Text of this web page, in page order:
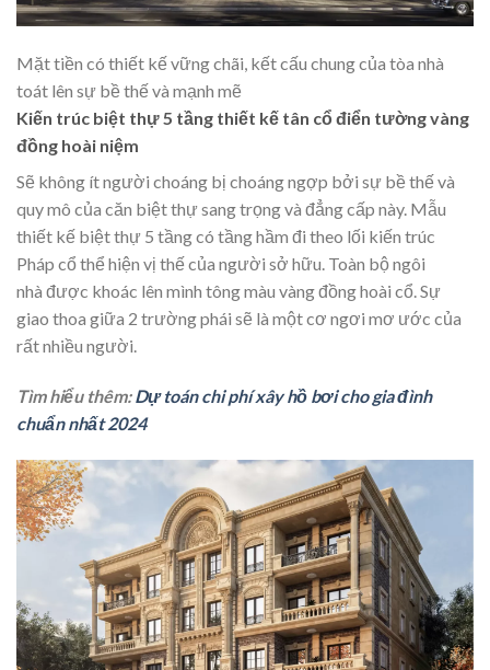
Mặt tiền có thiết kế vững chãi, kết cấu chung của tòa nhà
toát lên sự bề thế và mạnh mẽ
Kiến trúc biệt thự 5 tầng thiết kế tân cổ điển tường vàng
đồng hoài niệm
Sẽ không ít người choáng bị choáng ngợp bởi sự bề thế và
quy mô của căn biệt thự sang trọng và đẳng cấp này. Mẫu
thiết kế biệt thự 5 tầng có tầng hầm đi theo lối kiến trúc
Pháp cổ thể hiện vị thế của người sở hữu. Toàn bộ ngôi
nhà được khoác lên mình tông màu vàng đồng hoài cổ. Sự
giao thoa giữa 2 trường phái sẽ là một cơ ngơi mơ ước của
rất nhiều người.
Tìm hiểu thêm:Dự toán chi phí xây hồ bơi cho gia đình
chuẩn nhất 2024